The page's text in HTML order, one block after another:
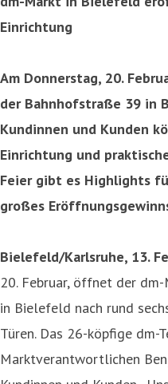
Einrichtung
Am Donnerstag, 20.
der Bahnhofstraße 39 in
Kundinnen und Kunden
Einrichtung und
Feier gibt es Highlights
großes
Bielefeld/Karlsruhe, 13.
20. Februar, öffnet der
in Bielefeld nach rund
Türen. Das 26-köpfige dm-
Marktverantwortlichen